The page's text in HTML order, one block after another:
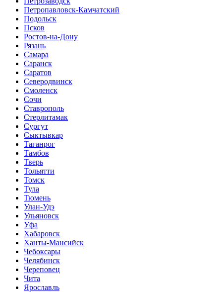
Петропавловск-Камчатский
Подольск
Псков
Ростов-на-Дону
Рязань
Самара
Саранск
Саратов
Северодвинск
Смоленск
Сочи
Ставрополь
Стерлитамак
Сургут
Сыктывкар
Таганрог
Тамбов
Тверь
Тольятти
Томск
Тула
Тюмень
Улан-Удэ
Ульяновск
Уфа
Хабаровск
Ханты-Мансийск
Чебоксары
Челябинск
Череповец
Чита
Ярославль